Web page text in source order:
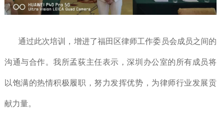
通过此次培训，增进了福田区律师工作委员会成员之间的
沟通与合作。我所孟荻主任表示，深圳办公室的所有成员将
以饱满的热情积极履职，努力发挥优势，为律师行业发展贡
献力量。